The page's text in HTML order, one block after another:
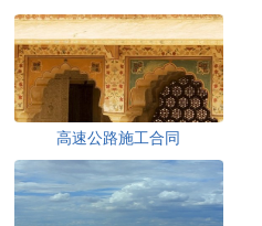
高速公路施工合同